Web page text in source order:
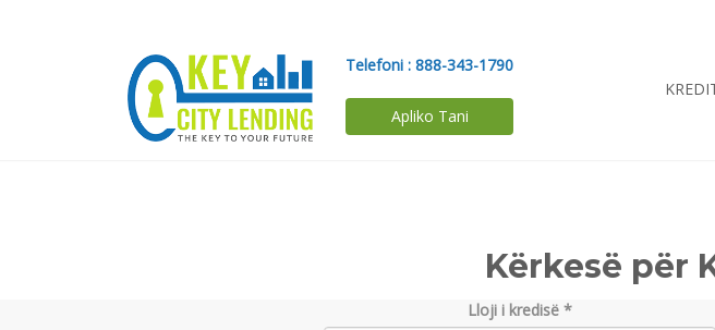
Telefoni : 888-343-1790
Apliko Tani
Kërkesë për
Lloji i kredisë *